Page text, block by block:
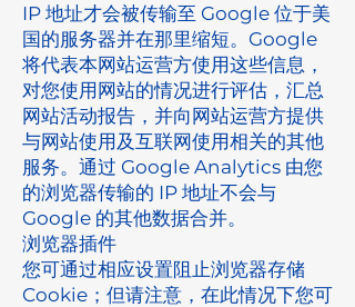
IP 地址才会被传输至 Google 位于美
国的服务器并在那里缩短。Google
将代表本网站运营方使用这些信息，
对您使用网站的情况进行评估，汇总
网站活动报告，并向网站运营方提供
与网站使用及互联网使用相关的其他
服务。通过 Google Analytics 由您
的浏览器传输的 IP 地址不会与
Google 的其他数据合并。
浏览器插件
您可通过相应设置阻止浏览器存储
Cookie；但请注意，在此情况下您可